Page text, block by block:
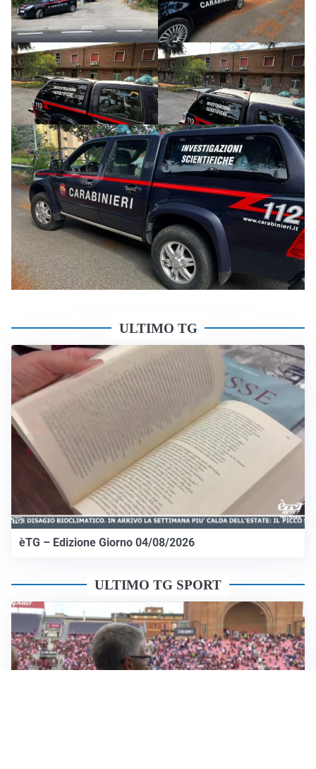
ULTIMO TG
èTG – Edizione Giorno 04/08/2026
ULTIMO TG SPORT